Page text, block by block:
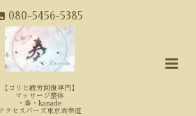
080-5456-5385
【コリと疲労回復専門】
マッサージ整体
・奏・kanade
クセスバーズ東京表参道